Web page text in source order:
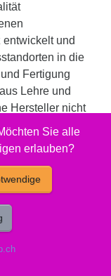
und
in die
Fertigung
Lehre und
Hersteller nicht
noch sehr
zu teuren
Sie alle
erlauben?